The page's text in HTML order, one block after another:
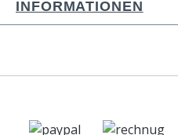
INFORMATIONEN